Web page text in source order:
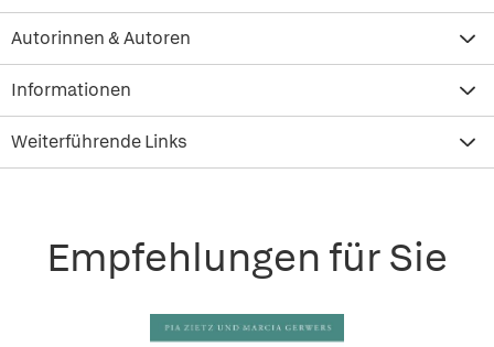
Autorinnen & Autoren
Informationen
Weiterführende Links
Empfehlungen für Sie